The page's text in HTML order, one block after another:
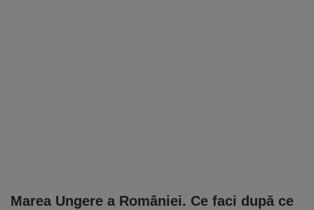
Marea Ungere a României. Ce faci după ce